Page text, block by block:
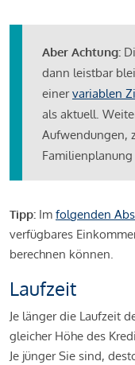
Aber Achtung:
dann leistbar
einervariablen
als aktuell.
Aufwendungen,
Tipp: Im folgenden
verfügbares
berechnen können.
Laufzeit
Je länger die Laufzeit
gleicher Höhe des
Je jünger Sie sind,